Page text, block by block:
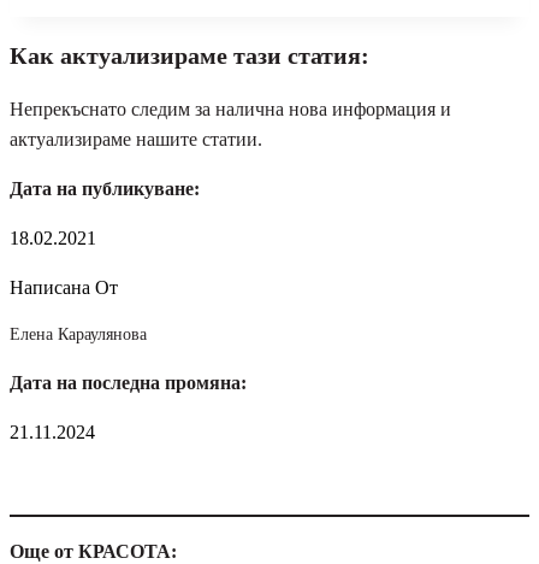
Как актуализираме тази статия:
Непрекъснато следим за налична нова информация и
актуализираме нашите статии.
Дата на публикуване:
18.02.2021
Написана От
Елена Караулянова
Дата на последна промяна:
21.11.2024
Още от КРАСОТА: